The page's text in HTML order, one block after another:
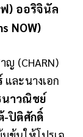
) ออริจินัล
NOW)
(CHARN)
และนางเอก
าวณิชย์
-ปิติศักดิ์